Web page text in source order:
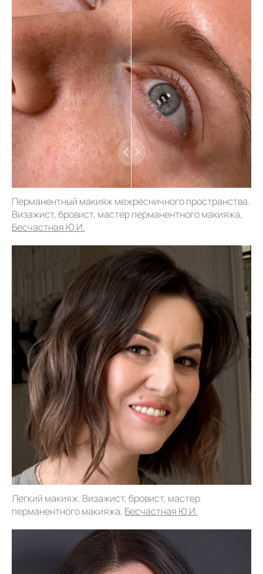
Перманентный макияж межресничного пространства.
Визажист, бровист, мастер перманентного макияжа,
Бесчастная Ю.И.
Легкий макияж. Визажист, бровист, мастер
перманентного макияжа, Бесчастная Ю.И.